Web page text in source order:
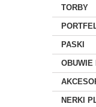
TORBY
PASKI
OBUWIE
NERKI